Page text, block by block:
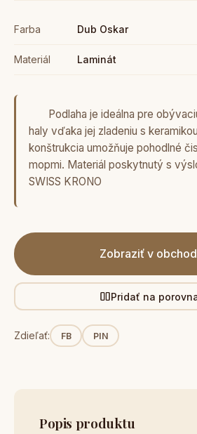
Farba Dub Oskar
Materiál Laminát
Podlaha je ideálna pre
haly vďaka jej zladeniu s
konštrukcia umožňuje pohodlné
mopmi. Materiál poskytnutý s
SWISS KRONO
Zobraziť v
Pridať na
Zdieľať: FB PIN
Popis produktu